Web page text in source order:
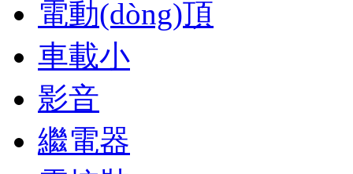
電動(dòng)頂
車載小
影音
繼電器